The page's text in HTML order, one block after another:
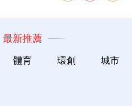
最新推薦
體育 環創 城市